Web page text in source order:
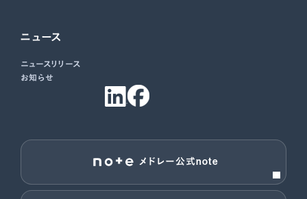
ニュース
ニュースリリース
お知らせ
メドレー公式note